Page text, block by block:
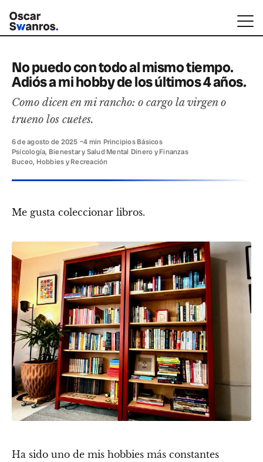
No puedo con todo al mismo tiempo.
Adiós a mi hobby de los últimos 4 años.
Como dicen en mi rancho: o cargo la virgen o
trueno los cuetes.
6 de agosto de 2025 ~4 min Principios Básicos·
Psicología, Bienestar y Salud Mental Dinero y Finanzas·
Buceo, Hobbies y Recreación
Me gusta coleccionar libros.
Ha sido uno de mis hobbies más constantes